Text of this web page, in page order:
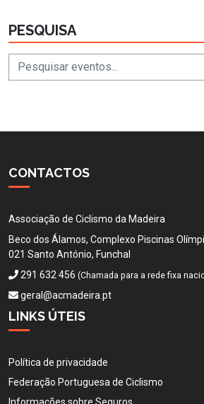
PESQUISA
CONTACTOS
Associação de Ciclismo da Madeira
Beco dos Álamos, Complexo Piscinas
021 Santo António, Funchal
291 632 456 (Chamada para a rede fixa
geral@acmadeira.pt
LINKS ÚTEIS
Política de privacidade
Federação Portuguesa de Ciclismo
Informações sobre Seguros